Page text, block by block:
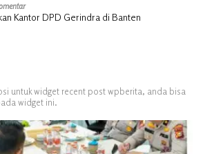
Kantor DPD Gerindra di Banten
untuk widget recent post wpberita, anda bisa
widget ini.